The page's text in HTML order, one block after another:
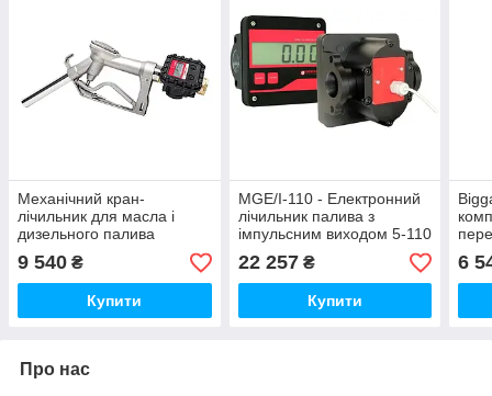
Механічний кран-
лічильник для масла і
дизельного палива
9 540 ₴
Купити
MGE/I-110 - Електронний
лічильник палива з
імпульсним виходом 5-110
22 257₴
Купити
6
Про нас